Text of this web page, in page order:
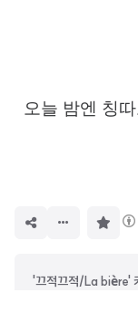
오늘 밤엔 칭
'끄적끄적/La bière'